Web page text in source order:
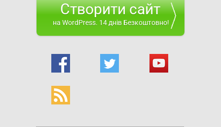
Створити сайт
на WordPress. 14 днів Безкоштовно!